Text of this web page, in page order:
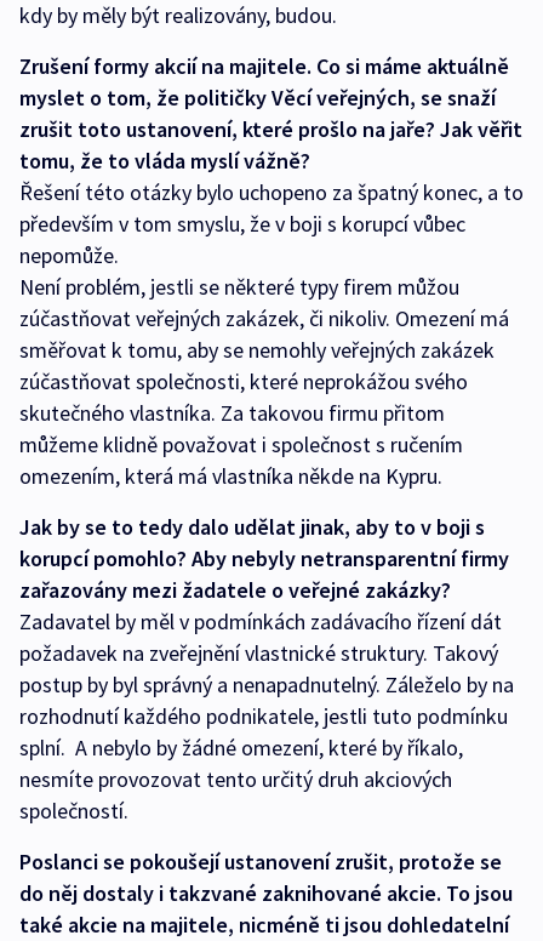
kdy by měly být realizovány, budou.
Zrušení formy akcií na majitele. Co si máme aktuálně
myslet o tom, že političky Věcí veřejných, se snaží
zrušit toto ustanovení, které prošlo na jaře? Jak věřit
tomu, že to vláda myslí vážně?
Řešení této otázky bylo uchopeno za špatný konec, a to
především v tom smyslu, že v boji s korupcí vůbec
nepomůže.
Není problém, jestli se některé typy firem můžou
zúčastňovat veřejných zakázek, či nikoliv. Omezení má
směřovat k tomu, aby se nemohly veřejných zakázek
zúčastňovat společnosti, které neprokážou svého
skutečného vlastníka. Za takovou firmu přitom
můžeme klidně považovat i společnost s ručením
omezením, která má vlastníka někde na Kypru.
Jak by se to tedy dalo udělat jinak, aby to v boji s
korupcí pomohlo? Aby nebyly netransparentní firmy
zařazovány mezi žadatele o veřejné zakázky?
Zadavatel by měl v podmínkách zadávacího řízení dát
požadavek na zveřejnění vlastnické struktury. Takový
postup by byl správný a nenapadnutelný. Záleželo by na
rozhodnutí každého podnikatele, jestli tuto podmínku
splní. A nebylo by žádné omezení, které by říkalo,
nesmíte provozovat tento určitý druh akciových
společností.
Poslanci se pokoušejí ustanovení zrušit, protože se
do něj dostaly i takzvané zaknihované akcie. To jsou
také akcie na majitele, nicméně ti jsou dohledatelní